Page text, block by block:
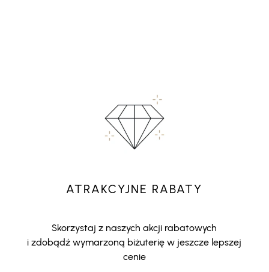
ATRAKCYJNE RABATY
Skorzystaj z naszych akcji rabatowych
i zdobądź wymarzoną biżuterię w jeszcze lepszej
cenie